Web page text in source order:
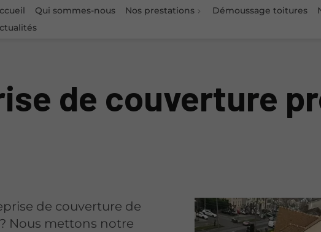
Qui sommes-nous Nos prestations Démoussage toitures
de couverture
de couverture de
Nous mettons notre